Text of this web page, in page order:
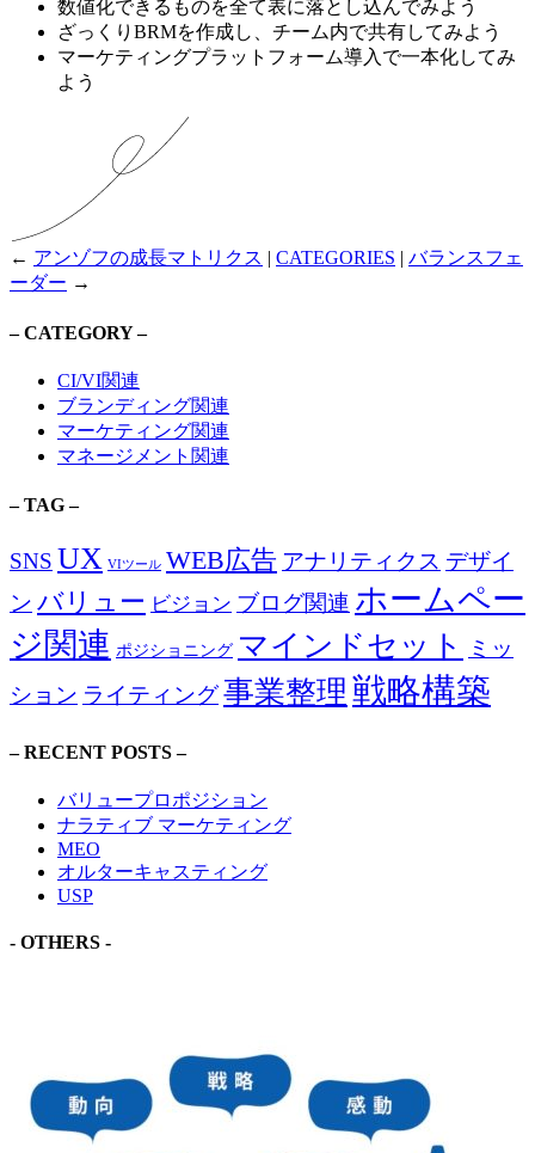
数値化できるものを全て表に落とし込んでみよう
ざっくりBRMを作成し、チーム内で共有してみよう
マーケティングプラットフォーム導入で一本化してみ
よう
← アンゾフの成長マトリクス | CATEGORIES | バランスフェ
ーダー →
– CATEGORY –
CI/VI関連
ブランディング関連
マーケティング関連
マネージメント関連
– TAG –
SNS UX VIツール WEB広告 アナリティクス デザイ
ン バリュー ビジョン ブログ関連 ホームペー
ジ関連 ポジショニング マインドセット
ミッ
ション ライティング事業整理 戦略構築
– RECENT POSTS –
バリュープロポジション
ナラティブ マーケティング
MEO
オルターキャスティング
USP
- OTHERS -